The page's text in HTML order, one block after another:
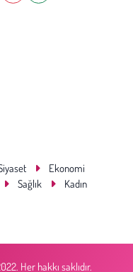
Ekonomi
Sağlık
Kadın
Her hakkı saklıdır.